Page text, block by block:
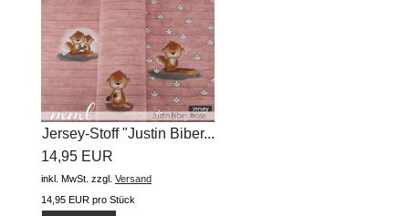
Jersey-Stoff "Justin Biber...
14,95 EUR
inkl. MwSt. zzgl. Versand
14,95 EUR pro Stück